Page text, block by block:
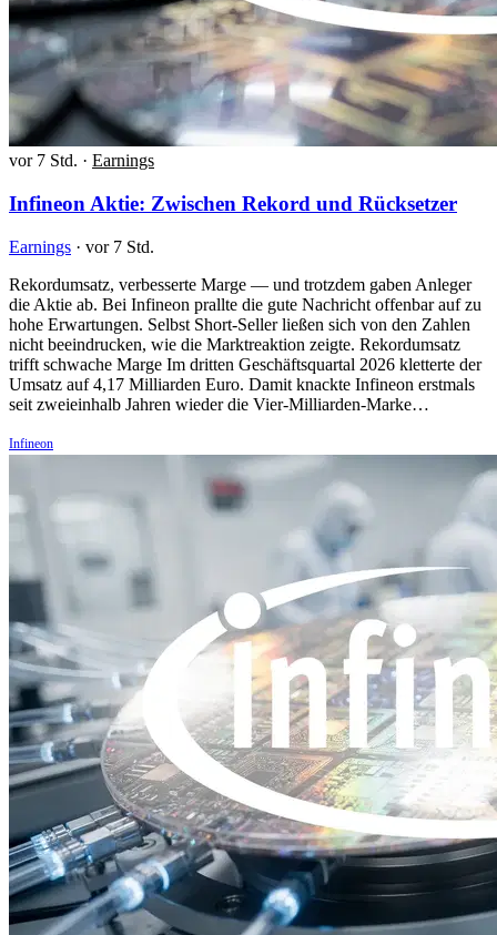
vor 7 Std. · Earnings
Infineon Aktie: Zwischen Rekord und Rücksetzer
Earnings · vor 7 Std.
Rekordumsatz, verbesserte Marge — und trotzdem gaben Anleger
die Aktie ab. Bei Infineon prallte die gute Nachricht offenbar auf zu
hohe Erwartungen. Selbst Short-Seller ließen sich von den Zahlen
nicht beeindrucken, wie die Marktreaktion zeigte. Rekordumsatz
trifft schwache Marge Im dritten Geschäftsquartal 2026 kletterte der
Umsatz auf 4,17 Milliarden Euro. Damit knackte Infineon erstmals
seit zweieinhalb Jahren wieder die Vier-Milliarden-Marke…
Infineon